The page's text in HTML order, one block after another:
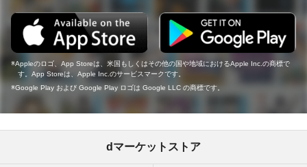
Appleのロゴ、App Storeは、米国もしくはその他の国や地域におけるApple Inc.の商標で
す。App Storeは、Apple Inc.のサービスマークです。
Google Play および Google Play ロゴは Google LLC の商標です。
dマーケットストア